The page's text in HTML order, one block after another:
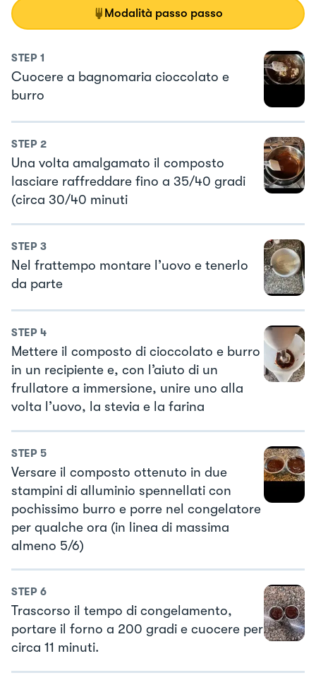
Modalità passo passo
STEP 1
Cuocere a bagnomaria cioccolato e
burro
STEP 2
Una volta amalgamato il composto
lasciare raffreddare fino a 35/40 gradi
(circa 30/40 minuti
STEP 3
Nel frattempo montare l’uovo e tenerlo
da parte
STEP 4
Mettere il composto di cioccolato e burro
in un recipiente e, con l’aiuto di un
frullatore a immersione, unire uno alla
volta l’uovo, la stevia e la farina
STEP 5
Versare il composto ottenuto in due
stampini di alluminio spennellati con
pochissimo burro e porre nel congelatore
per qualche ora (in linea di massima
almeno 5/6)
STEP 6
Trascorso il tempo di congelamento,
portare il forno a 200 gradi e cuocere per
circa 11 minuti.